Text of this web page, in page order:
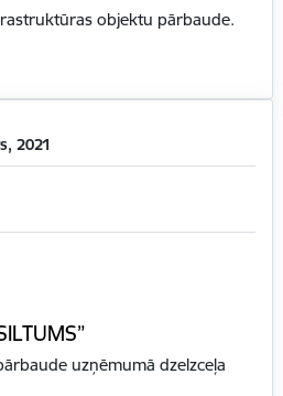
objektu pārbaude.
2021
uzņēmumā dzelzceļa